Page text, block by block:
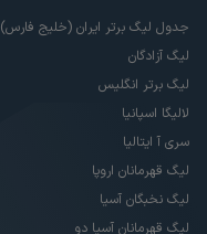
جدول لیگ برتر ایران (خلیج فارس)
لیگ آزادگان
لیگ برتر انگلیس
لالیگا اسپانیا
سری آ ایتالیا
لیگ قهرمانان اروپا
لیگ نخبگان آسیا
لیگ قهرمانان آسیا دو